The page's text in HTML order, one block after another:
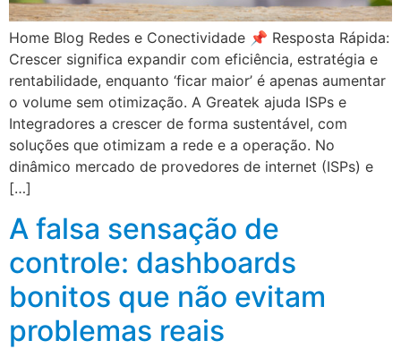
Home Blog Redes e Conectividade 📌 Resposta Rápida:
Crescer significa expandir com eficiência, estratégia e
rentabilidade, enquanto ‘ficar maior’ é apenas aumentar
o volume sem otimização. A Greatek ajuda ISPs e
Integradores a crescer de forma sustentável, com
soluções que otimizam a rede e a operação. No
dinâmico mercado de provedores de internet (ISPs) e
[…]
A falsa sensação de
controle: dashboards
bonitos que não evitam
problemas reais